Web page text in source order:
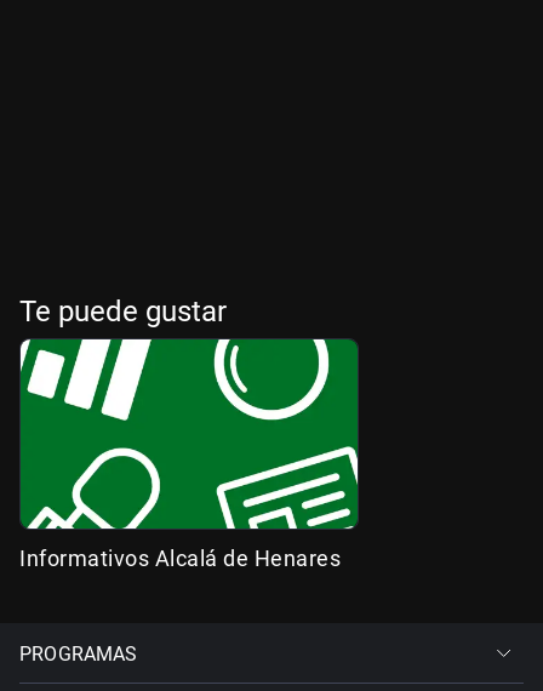
Te puede gustar
Informativos Alcalá de Henares
PROGRAMAS